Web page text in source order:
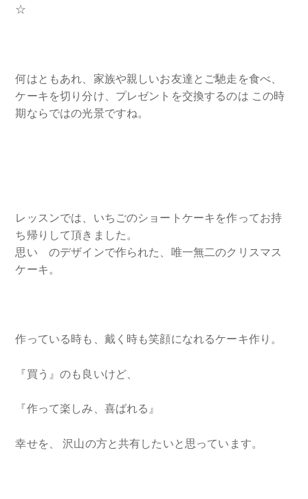
☆
何はともあれ、家族や親しいお友達とご馳走を食べ、
ケーキを切り分け、プレゼントを交換するのは この時
期ならではの光景ですね。
レッスンでは、いちごのショートケーキを作ってお持
ち帰りして頂きました。
思いゝのデザインで作られた、唯一無二のクリスマス
ケーキ。
作っている時も、戴く時も笑顔になれるケーキ作り。
『買う』のも良いけど、
『作って楽しみ、喜ばれる』
幸せを、 沢山の方と共有したいと思っています。